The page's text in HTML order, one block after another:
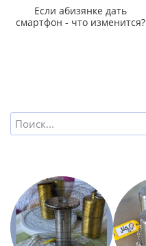
Если абизянке дать
смартфон - что изменится?